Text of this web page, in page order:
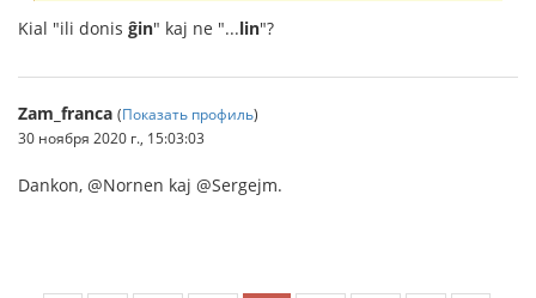
Kial "ili donis ĝin" kaj ne "...lin"?
Zam_franca (Показать профиль)
30 ноября 2020 г., 15:03:03
Dankon, @Nornen kaj @Sergejm.